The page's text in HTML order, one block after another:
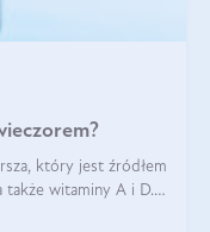
który jest źródłem
także witaminy A i D.